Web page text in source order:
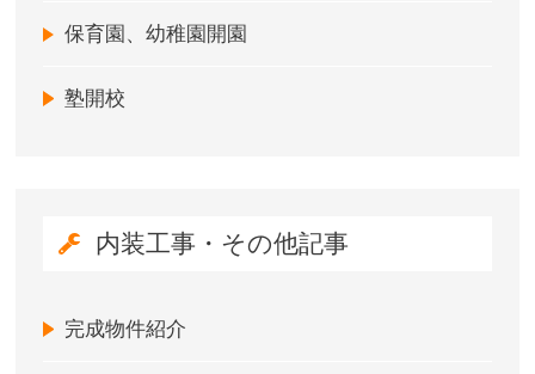
保育園、幼稚園開園
塾開校
内装工事・その他記事
完成物件紹介